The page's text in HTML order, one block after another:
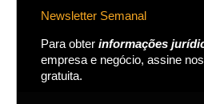
Newsletter Semanal
Para obter informações
empresa e negócio, assine
gratuita.